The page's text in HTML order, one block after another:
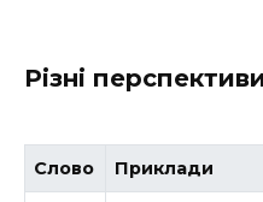
Різні
Слово Приклади